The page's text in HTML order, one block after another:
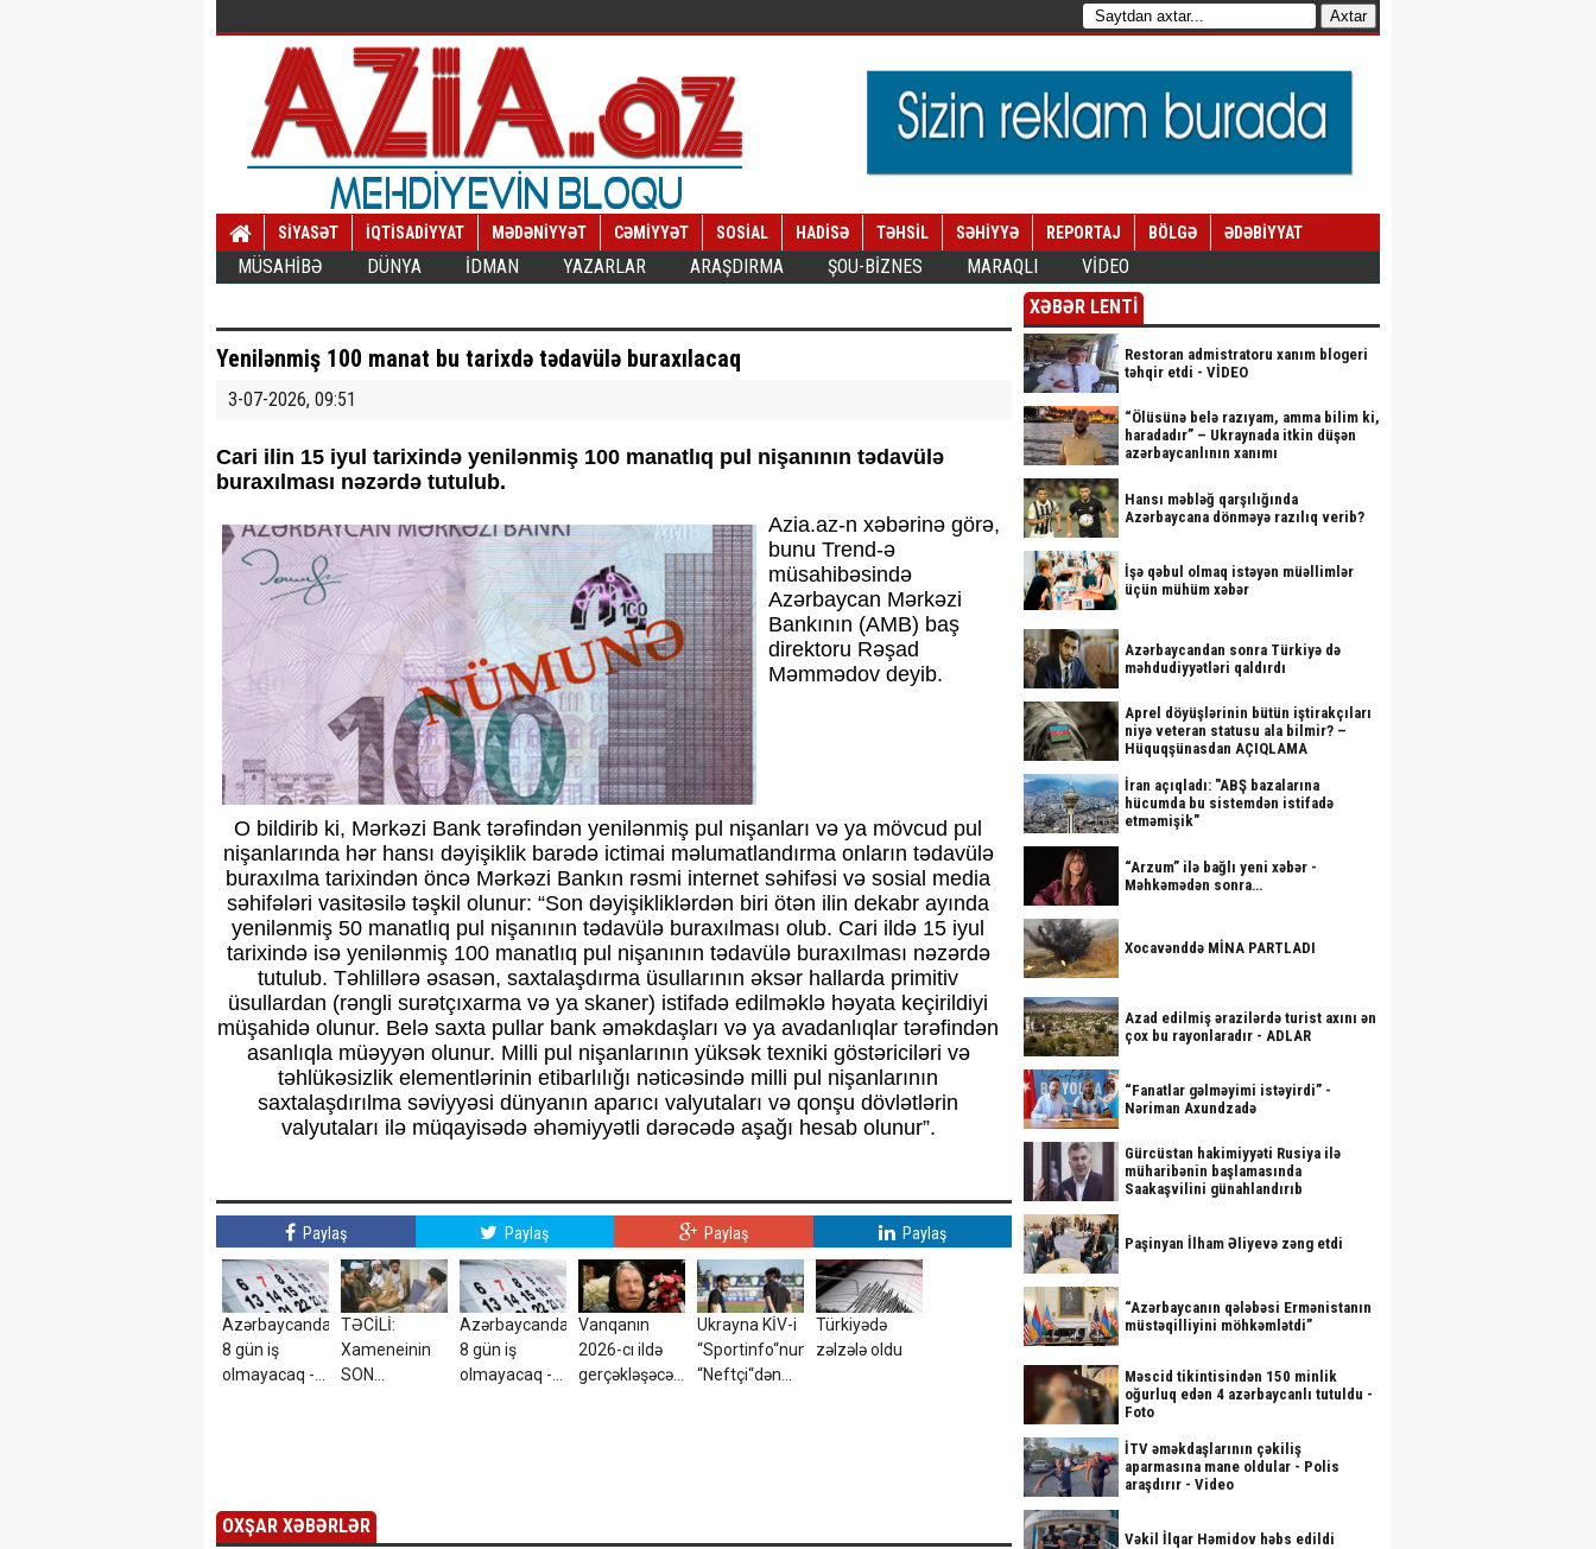
SİYASƏT İQTİSADİYYAT MƏDƏNİYYƏT CƏMİYYƏT SOSİAL HADİSƏ TƏHSİL SƏHİYYƏ REPORTAJ BÖLGƏ ƏDƏBİYYAT
MÜSAHİBƏ DÜNYA İDMAN YAZARLAR ARAŞDIRMA ŞOU-BİZNES MARAQLI VİDEO
Yenilənmiş 100 manat bu tarixdə tədavülə buraxılacaq
3-07-2026, 09:51
Cari ilin 15 iyul tarixində yenilənmiş 100 manatlıq pul nişanının tədavülə
buraxılması nəzərdə tutulub.
Azia.az-n xəbərinə görə,
bunu Trend-ə
müsahibəsində
Azərbaycan Mərkəzi
Bankının (AMB) baş
direktoru Rəşad
Məmmədov deyib.
O bildirib ki, Mərkəzi Bank tərəfindən yenilənmiş pul nişanları və ya mövcud pul
nişanlarında hər hansı dəyişiklik barədə ictimai məlumatlandırma onların tədavülə
buraxılma tarixindən öncə Mərkəzi Bankın rəsmi internet səhifəsi və sosial media
səhifələri vasitəsilə təşkil olunur: “Son dəyişikliklərdən biri ötən ilin dekabr ayında
yenilənmiş 50 manatlıq pul nişanının tədavülə buraxılması olub. Cari ildə 15 iyul
tarixində isə yenilənmiş 100 manatlıq pul nişanının tədavülə buraxılması nəzərdə
tutulub. Təhlillərə əsasən, saxtalaşdırma üsullarının əksər hallarda primitiv
üsullardan (rəngli surətçıxarma və ya skaner) istifadə edilməklə həyata keçirildiyi
müşahidə olunur. Belə saxta pullar bank əməkdaşları və ya avadanlıqlar tərəfindən
asanlıqla müəyyən olunur. Milli pul nişanlarının yüksək texniki göstəriciləri və
təhlükəsizlik elementlərinin etibarlılığı nəticəsində milli pul nişanlarının
saxtalaşdırılma səviyyəsi dünyanın aparıcı valyutaları və qonşu dövlətlərin
valyutaları ilə müqayisədə əhəmiyyətli dərəcədə aşağı hesab olunur”.
Paylaş Paylaş Paylaş Paylaş
Azərbaycanda
8 gün iş
olmayacaq -
TƏCİLİ:
Xameneinin
SON
Azərbaycanda
8 gün iş
olmayacaq -
Vanqanın
2026-cı ildə
gerçəkləşəcəyi
Ukrayna KİV-i
“Sportinfo“nun
“Neftçi“dən
Türkiyədə
zəlzələ oldu
OXŞAR XƏBƏRLƏR
XƏBƏR LENTİ
Restoran admistratoru xanım blogeri
təhqir etdi - VİDEO
“Ölüsünə belə razıyam, amma bilim ki,
haradadır” – Ukraynada itkin düşən
azərbaycanlının xanımı
Hansı məbləğ qarşılığında
Azərbaycana dönməyə razılıq verib?
İşə qəbul olmaq istəyən müəllimlər
üçün mühüm xəbər
Azərbaycandan sonra Türkiyə də
məhdudiyyətləri qaldırdı
Aprel döyüşlərinin bütün iştirakçıları
niyə veteran statusu ala bilmir? –
Hüquqşünasdan AÇIQLAMA
İran açıqladı: "ABŞ bazalarına
hücumda bu sistemdən istifadə
etməmişik"
“Arzum” ilə bağlı yeni xəbər -
Məhkəmədən sonra…
Xocavənddə MİNA PARTLADI
Azad edilmiş ərazilərdə turist axını ən
çox bu rayonlaradır - ADLAR
“Fanatlar gəlməyimi istəyirdi” -
Nəriman Axundzadə
Gürcüstan hakimiyyəti Rusiya ilə
müharibənin başlamasında
Saakaşvilini günahlandırıb
Paşinyan İlham Əliyevə zəng etdi
“Azərbaycanın qələbəsi Ermənistanın
müstəqilliyini möhkəmlətdi”
Məscid tikintisindən 150 minlik
oğurluq edən 4 azərbaycanlı tutuldu -
Foto
İTV əməkdaşlarının çəkiliş
aparmasına mane oldular - Polis
araşdırır - Video
Vəkil İlqar Həmidov həbs edildi